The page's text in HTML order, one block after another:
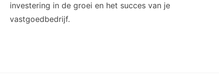
investering in de groei en het succes van je
vastgoedbedrijf.